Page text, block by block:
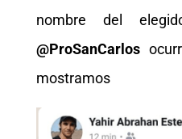
nombre del
@ProSanCarlos
mostramos